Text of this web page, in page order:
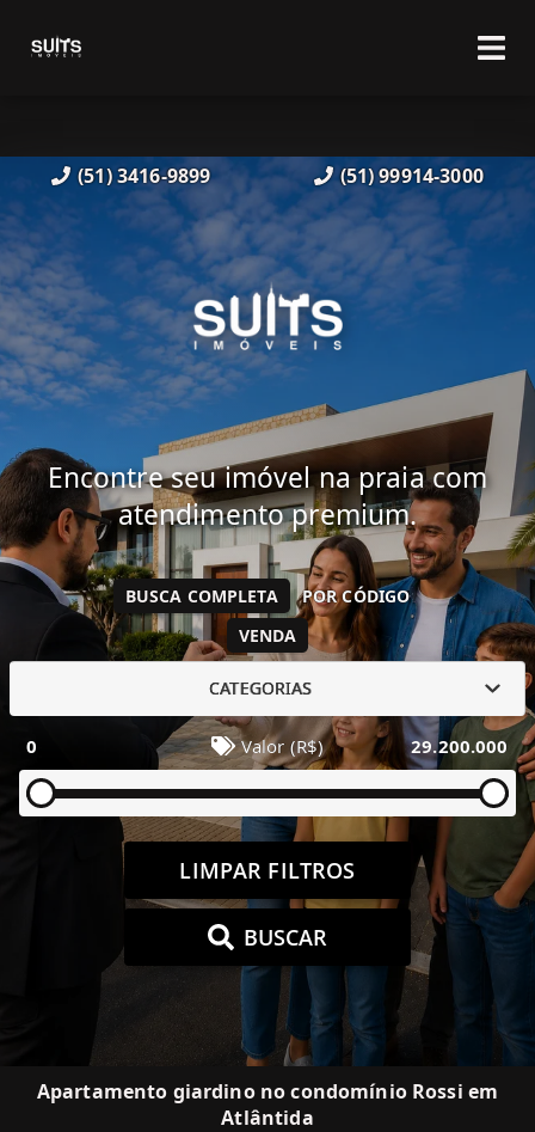
(51) 3416-9899 (51) 99914-3000
Encontre seu imóvel na praia com
atendimento premium.
VENDA
BUSCA COMPLETA POR CÓDIGO
CATEGORIAS
0 Valor (R$) 29.200.000
LIMPAR FILTROS
BUSCAR
Apartamento giardino no condomínio Rossi em
Atlântida